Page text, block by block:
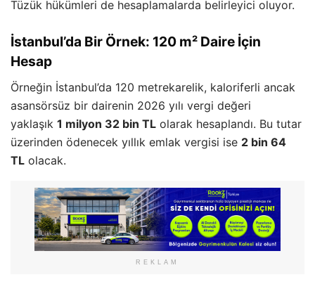
Tüzük hükümleri de hesaplamalarda belirleyici oluyor.
İstanbul’da Bir Örnek: 120 m² Daire İçin
Hesap
Örneğin İstanbul’da 120 metrekarelik, kaloriferli ancak
asansörsüz bir dairenin 2026 yılı vergi değeri
yaklaşık 1 milyon 32 bin TL olarak hesaplandı. Bu tutar
üzerinden ödenecek yıllık emlak vergisi ise 2 bin 64
TL olacak.
REKLAM